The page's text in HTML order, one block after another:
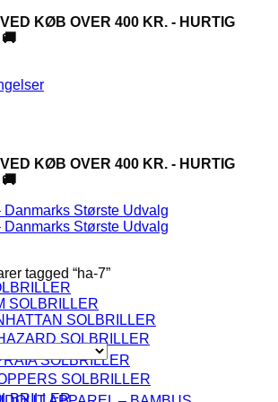
KØB OVER 400 KR. - HURTIG
KØB OVER 400 KR. - HURTIG
SOLBRILLER
SOLBRILLER
SOLBRILLER
SOLBRILLER
SOLBRILLER
tagged “ha-7”